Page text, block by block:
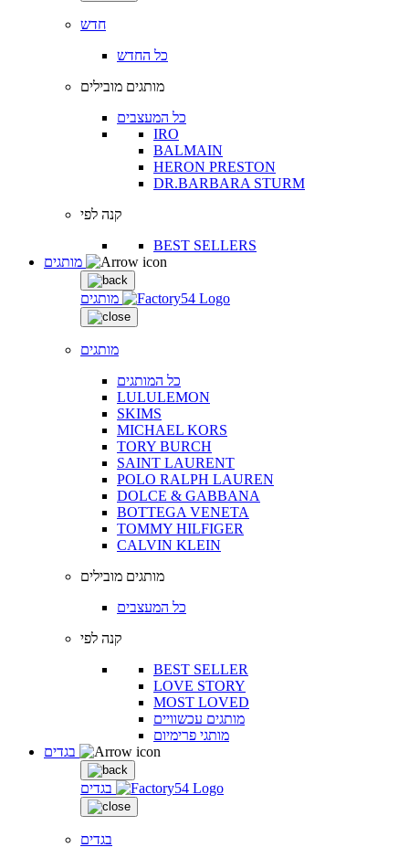
חדש
כל החדש
מותגים מובילים
כל המעצבים
IRO
BALMAIN
HERON PRESTON
DR.BARBARA STURM
קנה לפי
BEST SELLERS
מותגים
מותגים
כל המותגים
LULULEMON
SKIMS
MICHAEL KORS
TORY BURCH
SAINT LAURENT
POLO RALPH LAUREN
DOLCE & GABBANA
BOTTEGA VENETA
TOMMY HILFIGER
CALVIN KLEIN
מותגים מובילים
כל המעצבים
קנה לפי
BEST SELLER
LOVE STORY
MOST LOVED
מותגים עכשוויים
מותגי פרימיום
בגדים
בגדים